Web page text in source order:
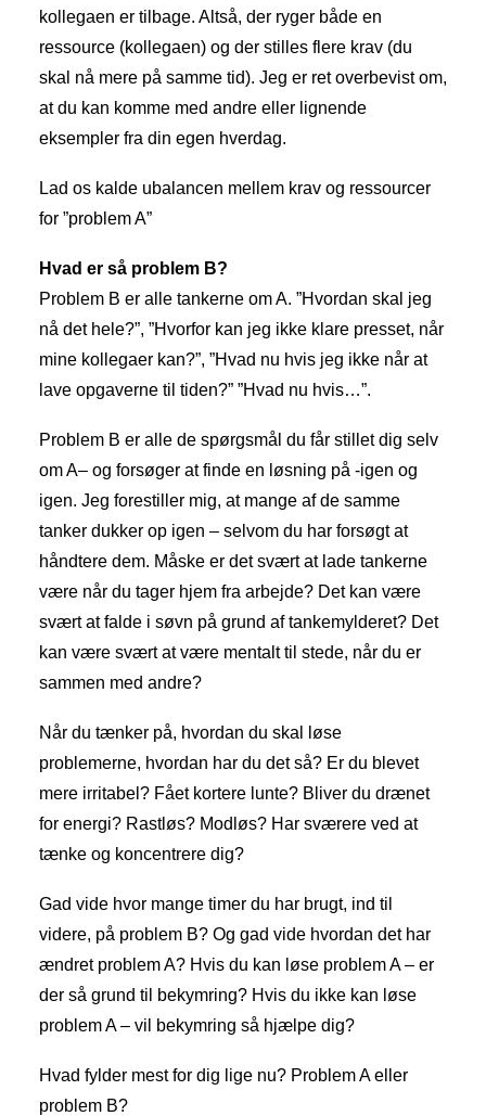
kollegaen er tilbage. Altså, der ryger både en
ressource (kollegaen) og der stilles flere krav (du
skal nå mere på samme tid). Jeg er ret overbevist om,
at du kan komme med andre eller lignende
eksempler fra din egen hverdag.
Lad os kalde ubalancen mellem krav og ressourcer
for ”problem A”
Hvad er så problem B?
Problem B er alle tankerne om A. ”Hvordan skal jeg
nå det hele?”, ”Hvorfor kan jeg ikke klare presset, når
mine kollegaer kan?”, ”Hvad nu hvis jeg ikke når at
lave opgaverne til tiden?” ”Hvad nu hvis…”.
Problem B er alle de spørgsmål du får stillet dig selv
om A– og forsøger at finde en løsning på -igen og
igen. Jeg forestiller mig, at mange af de samme
tanker dukker op igen – selvom du har forsøgt at
håndtere dem. Måske er det svært at lade tankerne
være når du tager hjem fra arbejde? Det kan være
svært at falde i søvn på grund af tankemylderet? Det
kan være svært at være mentalt til stede, når du er
sammen med andre?
Når du tænker på, hvordan du skal løse
problemerne, hvordan har du det så? Er du blevet
mere irritabel? Fået kortere lunte? Bliver du drænet
for energi? Rastløs? Modløs? Har sværere ved at
tænke og koncentrere dig?
Gad vide hvor mange timer du har brugt, ind til
videre, på problem B? Og gad vide hvordan det har
ændret problem A? Hvis du kan løse problem A – er
der så grund til bekymring? Hvis du ikke kan løse
problem A – vil bekymring så hjælpe dig?
Hvad fylder mest for dig lige nu? Problem A eller
problem B?